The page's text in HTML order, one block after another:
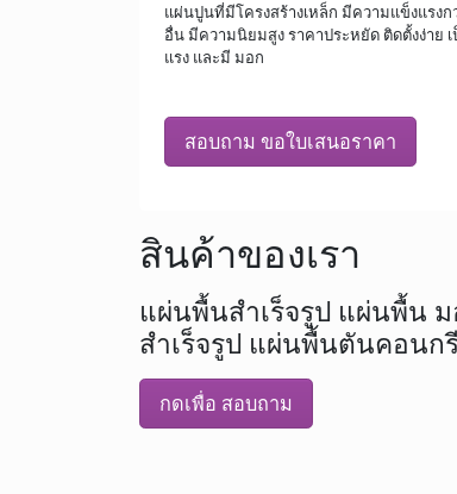
แผ่นปูนที่มีโครงสร้างเหล็ก มีความแข็งแรง
อื่น มีความนิยมสูง ราคาประหยัด ติดตั้งง่าย
แรง และมี มอก
สอบถาม ขอใบเสนอราคา
สินค้าของเรา
แผ่นพื้นสำเร็จรูป แผ่นพื้น
สำเร็จรูป แผ่นพื้นตันคอนก
กดเพื่อ สอบถาม